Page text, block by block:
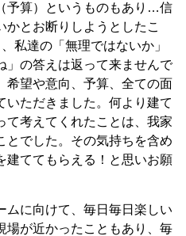
予算）というものもあり…信
とお断りしようとしたこ
私達の「無理ではないか」
」の答えは返って来ませんで
希望や意向、予算、全ての面
いただきました。何より建て
て考えてくれたことは、我家
とでした。その気持ちを含め
建ててもらえる！と思いお願
ムに向けて、毎日毎日楽しい
場が近かったこともあり、毎